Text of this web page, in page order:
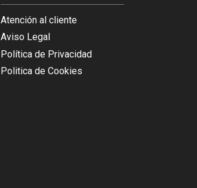
Atención al cliente
Aviso Legal
Política de Privacidad
Politica de Cookies